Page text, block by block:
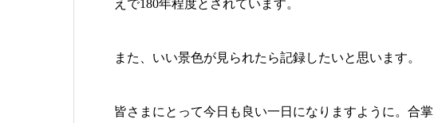
えで180年程度とされています。
また、いい景色が見られたら記録したいと思います。
皆さまにとって今日も良い一日になりますように。合掌